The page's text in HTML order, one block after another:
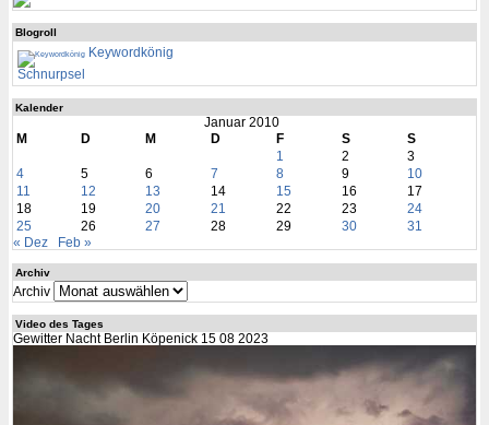
Blogroll
Keywordkönig
Schnurpsel
Kalender
Januar 2010
M
D M D F S
S
1
2
3
4
5 6 7 8 9
10
11
12 13 14 15 16
17
18
19 20 21 22 23
24
25
26 27 28 29 30
31
« Dez
Feb »
Archiv
Archiv
Video des Tages
Gewitter Nacht Berlin Köpenick 15 08 2023